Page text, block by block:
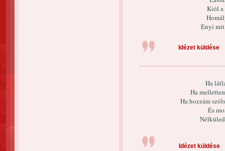
Kiól a
Enyi mit
Idézet küldése
Ha
Ha
Ha hozzám
És
Idézet küldése